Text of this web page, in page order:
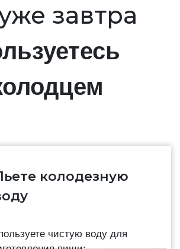
завтра
колодезную
чистую воду для